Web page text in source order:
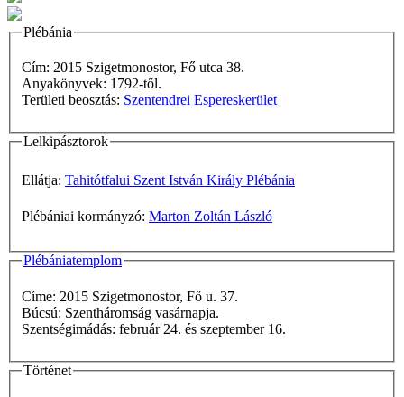
Plébánia
Cím: 2015 Szigetmonostor, Fő utca 38.
Anyakönyvek: 1792-től.
Területi beosztás: Szentendrei Espereskerület
Lelkipásztorok
Ellátja: Tahitótfalui Szent István Király Plébánia
Plébániai kormányzó: Marton Zoltán László
Plébániatemplom
Címe: 2015 Szigetmonostor, Fő u. 37.
Búcsú: Szentháromság vasárnapja.
Szentségimádás: február 24. és szeptember 16.
Történet